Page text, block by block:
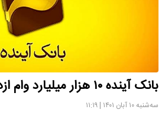
بانک آینده ۱۰ هزار میلیارد وام ازدواج پرداخت کرد
سه‌شنبه ۱۰ آبان ۱۴۰۱ | ۱۱:۱۹